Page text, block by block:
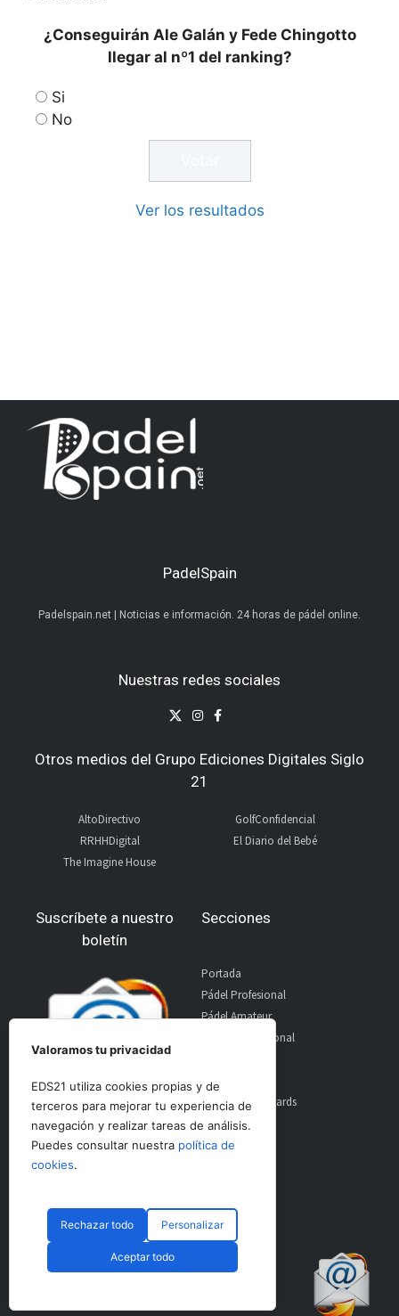
¿Conseguirán Ale Galán y Fede Chingotto
llegar al nº1 del ranking?
Si
No
Ver los resultados
PadelSpain
Padelspain.net | Noticias e información. 24 horas de pádel online.
Nuestras redes sociales
Otros medios del Grupo Ediciones Digitales Siglo
21
AltoDirectivo
RRHHDigital
The Imagine House
GolfConfidencial
El Diario del Bebé
Suscríbete a nuestro
boletín
Secciones
Portada
Pádel Profesional
Pádel Amateur
Pádel Internacional
Material
World Padel Awards
Contacto
Publicidad
© CopyRight 2024 PadelSpain
Valoramos tu privacidad
EDS21 utiliza cookies propias y de
terceros para mejorar tu experiencia de
navegación y realizar tareas de análisis.
Puedes consultar nuestra política de
cookies.
Rechazar todo Personalizar
Aceptar todo